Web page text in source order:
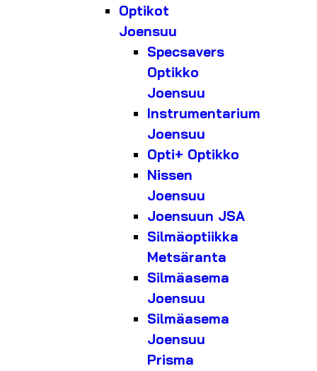
Optikot
Joensuu
Specsavers
Optikko
Joensuu
Instrumentarium
Joensuu
Opti+ Optikko
Nissen
Joensuu
Joensuun JSA
Silmäoptiikka
Metsäranta
Silmäasema
Joensuu
Silmäasema
Joensuu
Prisma